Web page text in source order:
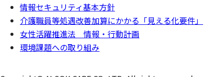
情報セキュリティ基本方針
介護職員等処遇改善加算にかかる「見える化要件」
女性活躍推進法 情報・行動計画
環境課題への取り組み